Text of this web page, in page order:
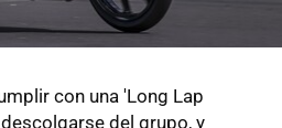
con una 'Long Lap
del grupo, y